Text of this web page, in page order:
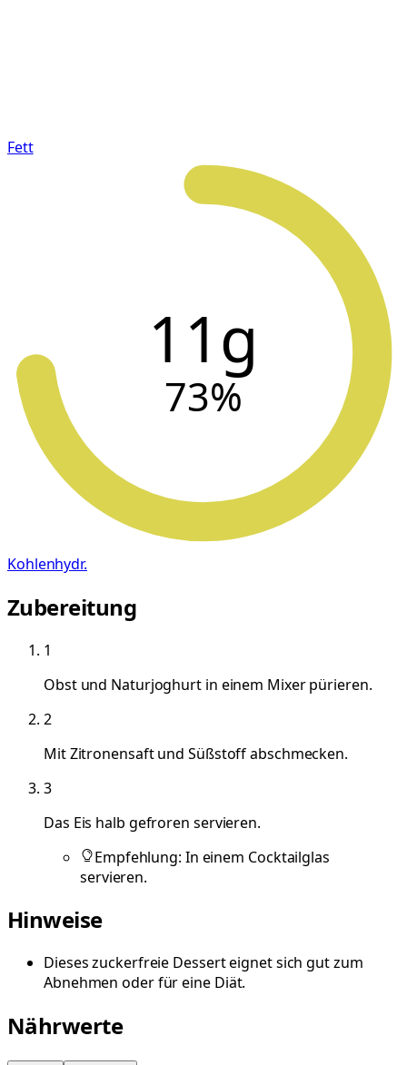
Fett
11g
73%
Kohlenhydr.
Zubereitung
1
Obst und Naturjoghurt in einem Mixer pürieren.
2
Mit Zitronensaft und Süßstoff abschmecken.
3
Das Eis halb gefroren servieren.
Empfehlung: In einem Cocktailglas
servieren.
Hinweise
Dieses zuckerfreie Dessert eignet sich gut zum
Abnehmen oder für eine Diät.
Nährwerte